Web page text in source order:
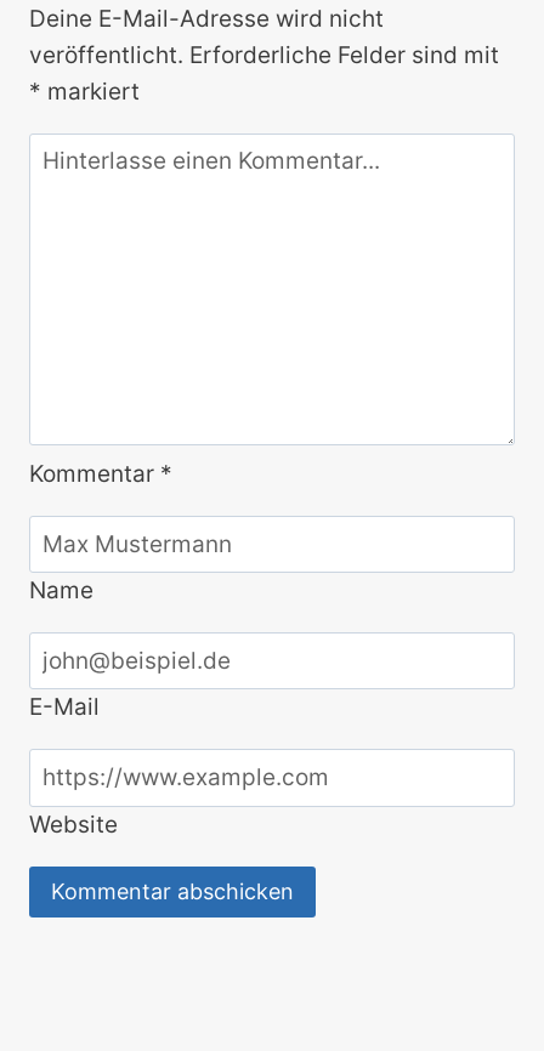
Deine E-Mail-Adresse wird nicht
veröffentlicht. Erforderliche Felder sind mit
* markiert
Kommentar *
Name
E-Mail
Website